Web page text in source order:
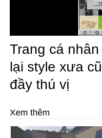
Trang cá
lại style xưa
đầy thú vị
Xem thêm